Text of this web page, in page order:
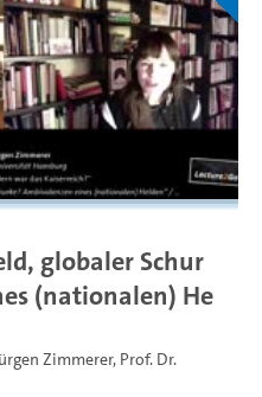
globaler Schur
(nationalen) He
Zimmerer, Prof. Dr.